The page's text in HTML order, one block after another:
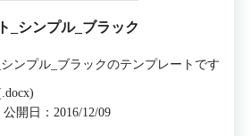
_シンプル_ブラック
ンプル_ブラックのテンプレートです
公開日：2016/12/09